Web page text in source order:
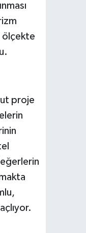
ölçekte
proje